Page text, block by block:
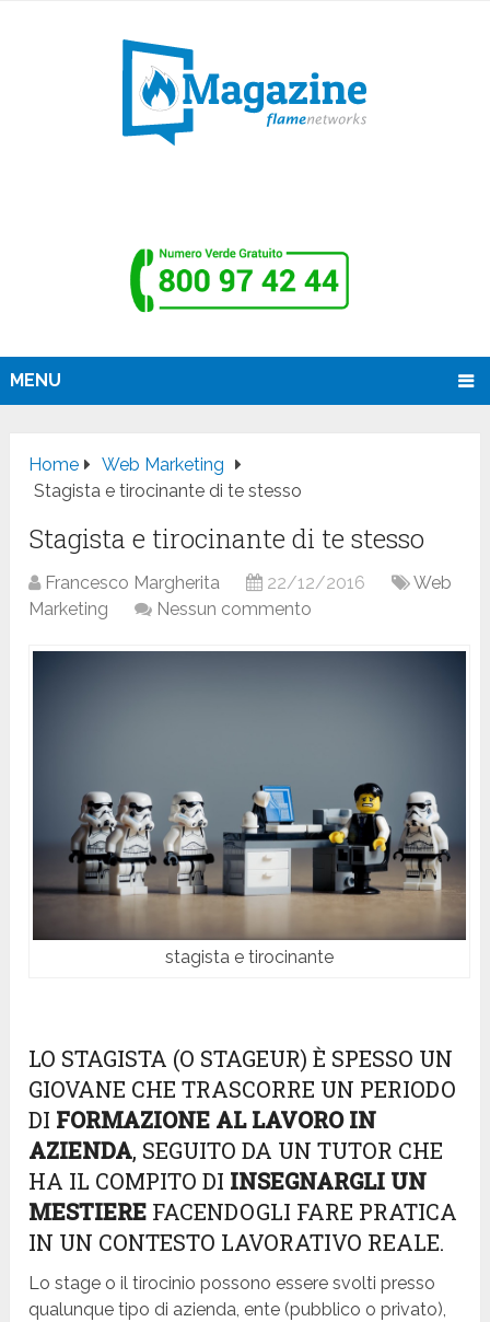
MENU
Home
Web Marketing
Stagista e tirocinante di te stesso
Stagista e tirocinante di te stesso
Francesco Margherita 22/12/2016
Web
Marketing
Nessun commento
stagista e tirocinante
LO STAGISTA (O STAGEUR) È SPESSO UN
GIOVANE CHE TRASCORRE UN PERIODO
DI FORMAZIONE AL LAVORO IN
AZIENDA, SEGUITO DA UN TUTOR CHE
HA IL COMPITO DI INSEGNARGLI UN
MESTIERE FACENDOGLI FARE PRATICA
IN UN CONTESTO LAVORATIVO REALE.
Lo stage o il tirocinio possono essere svolti presso
qualunque tipo di azienda, ente (pubblico o privato),